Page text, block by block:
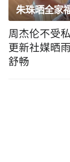
朱珠晒全家
周杰伦不受
更新社媒晒
舒畅